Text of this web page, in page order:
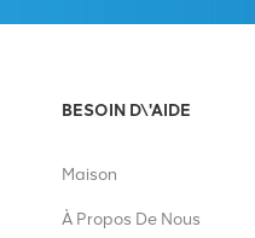
BESOIN D\'AIDE
Maison
À Propos De Nous